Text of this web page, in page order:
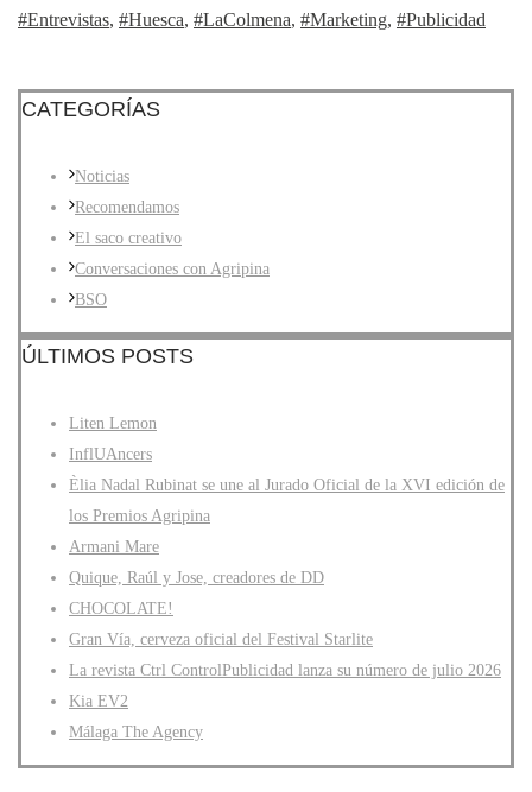
#Entrevistas, #Huesca, #LaColmena, #Marketing, #Publicidad
CATEGORÍAS
Noticias
Recomendamos
El saco creativo
Conversaciones con Agripina
BSO
ÚLTIMOS POSTS
Liten Lemon
InflUAncers
Èlia Nadal Rubinat se une al Jurado Oficial de la XVI edición de
los Premios Agripina
Armani Mare
Quique, Raúl y Jose, creadores de DD
CHOCOLATE!
Gran Vía, cerveza oficial del Festival Starlite
La revista Ctrl ControlPublicidad lanza su número de julio 2026
Kia EV2
Málaga The Agency